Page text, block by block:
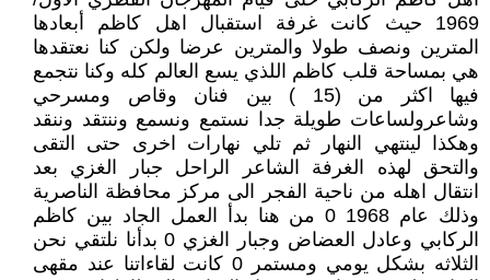
1969 حيث كانت غرفة استقبال اهل كاظم أبعادها
المترين ونصف طولا والمترين عرضا ولكن كنا نعتقدها
هي بمساحة قلب كاظم اللذي يسع العالم كله وكنا نتجمع
فيها اكثر من (15 ) بين فنان وقاص ومسرحي
وشاعرولساعات طويلة جدا نستمع ونسمع وننتقد وننقد
وهكذا لينتهي النهار ثم تلي نهارات اخرى حتى التقى
والتحق لهذه الغرفة الشاعر الراحل جبار الغزي بعد
انتقال اهله من ناحية الفجر الى مركز محافظة الناصرية
وذلك عام 1968 0 من هنا بدأ العمل الجاد بين كاظم
الركابي وعادل العضاض وجبار الغزي 0 بدأنا نلتقي نحن
الثلاثه بشكل يومي ومستمر 0 كانت لقاءاتنا عند مقهى